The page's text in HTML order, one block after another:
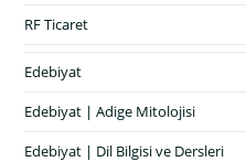
RF Ticaret
Edebiyat
Edebiyat | Adige Mitolojisi
Edebiyat | Dil Bilgisi ve Dersleri